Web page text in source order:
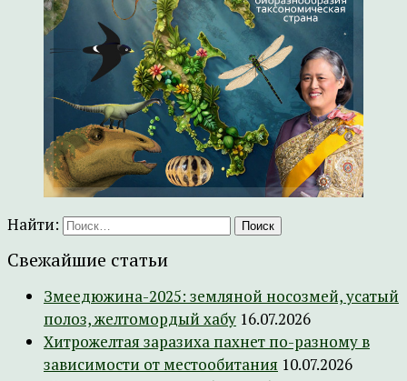
Найти:
Свежайшие статьи
Змеедюжина-2025: земляной носозмей, усатый
полоз, желтомордый хабу 16.07.2026
Хитрожелтая заразиха пахнет по-разному в
зависимости от местообитания 10.07.2026